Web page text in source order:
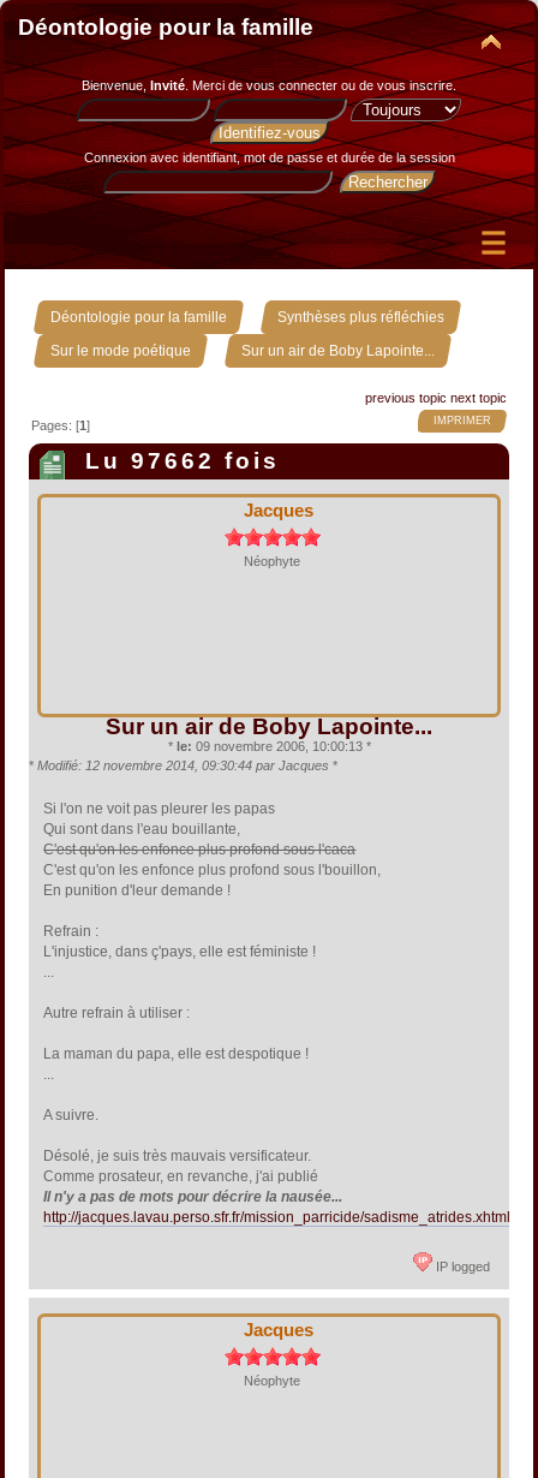
Déontologie pour la famille
Bienvenue, Invité. Merci devous connecter ou de vous inscrire.
Connexion avec identifiant, mot de passe et durée de la session
Déontologie pour la famille » Synthèses plus réfléchies »
Sur le mode poétique » Sur un air de Boby Lapointe...
previous topic next topic
IMPRIMER
Pages: [1]
Lu 97662 fois
Jacques
Néophyte
Sur un air de Boby Lapointe...
* le: 09 novembre 2006, 10:00:13 *
* Modifié: 12 novembre 2014, 09:30:44 par Jacques *
Si l'on ne voit pas pleurer les papas
Qui sont dans l'eau bouillante,
C'est qu'on les enfonce plus profond sous l'caca
C'est qu'on les enfonce plus profond sous l'bouillon,
En punition d'leur demande !
Refrain :
L'injustice, dans ç'pays, elle est féministe !
...
Autre refrain à utiliser :
La maman du papa, elle est despotique !
...
A suivre.
Désolé, je suis très mauvais versificateur.
Comme prosateur, en revanche, j'ai publié
Il n'y a pas de mots pour décrire la nausée...
http://jacques.lavau.perso.sfr.fr/mission_parricide/sadisme_atrides.xhtml
IP logged
Jacques
Néophyte